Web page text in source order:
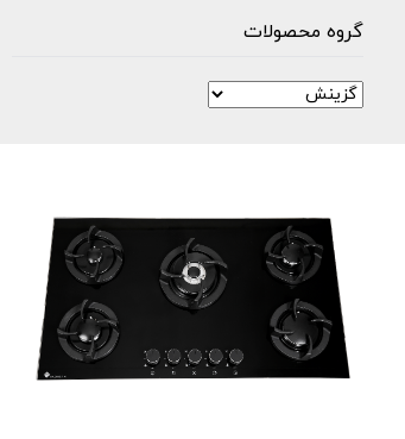
گروه محصولات